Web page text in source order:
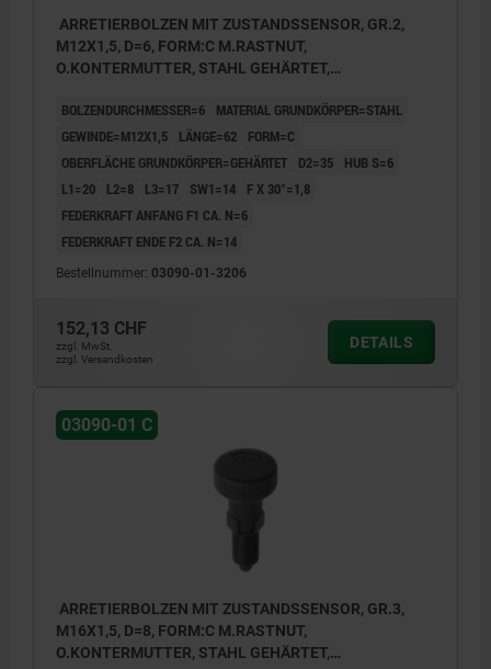
ARRETIERBOLZEN MIT ZUSTANDSSENSOR, GR.2,
M12X1,5, D=6, FORM:C M.RASTNUT,
O.KONTERMUTTER, STAHL GEHÄRTET,
UN3091 GEFAHRGUTKLASSE 9
BOLZENDURCHMESSER=6
MATERIAL GRUNDKÖRPER=STAHL
GEWINDE=M12X1,5
LÄNGE=62
FORM=C
OBERFLÄCHE GRUNDKÖRPER=GEHÄRTET
D2=35
HUB S=6
L1=20
L2=8 L3=17 SW1=14
F X 30°=1,8
FEDERKRAFT ANFANG F1 CA. N=6
FEDERKRAFT ENDE F2 CA. N=14
Bestellnummer: 03090-01-3206
152,13 CHF
zzgl. MwSt.
zzgl. Versandkosten
DETAILS
03090-01 C
ARRETIERBOLZEN MIT ZUSTANDSSENSOR, GR.3,
M16X1,5, D=8, FORM:C M.RASTNUT,
O.KONTERMUTTER, STAHL GEHÄRTET,